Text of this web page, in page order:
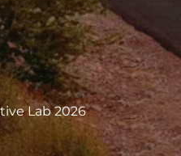
Lab 2026